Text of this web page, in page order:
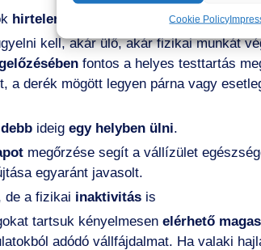
Cookie Policy
hirtelen
kell, akár ülő, akár fizikai munkát
fontos a helyes testtartás
a derék mögött legyen párna vagy
ideig egy helyben ülni.
megőrzése segít a vállízület
egyaránt javasolt.
de a fizikai inaktivitás is
tartsuk kényelmesen elérhető
adódó vállfájdalmat. Ha valaki